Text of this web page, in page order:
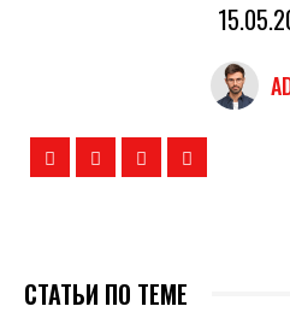
СТАТЬИ ПО ТЕМЕ